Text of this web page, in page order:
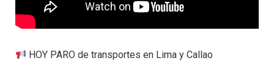
HOY PARO de transportes en Lima y Callao